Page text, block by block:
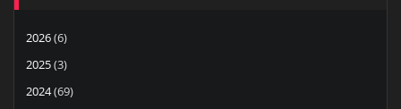
2026(6)
2025(3)
2024(69)